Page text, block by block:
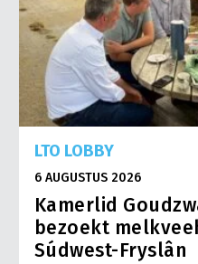
LTO LOBBY
6 AUGUSTUS 2026
Kamerlid
bezoekt
Súdwest-Fryslân